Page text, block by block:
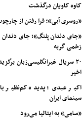
کاوه کاویان درگذشت
«روسری آبی»؛ فرا رفتن از
«جای دندان پلنگ»؛ جای دندان
زخمی گربه
۲۰ سریال غیرانگلیسی‌زبان
اخیر
اکبر عبدی؛ پدیده کم‌نظیر
سینمای ایران
«سامی» به ایتالیا می‌رود